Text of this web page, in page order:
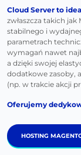
Cloud Server to
zwłaszcza takich
stabilnego i
parametrach
wymagań nawet
a dzięki swojej
dodatkowe zasoby,
(np. w trakcie akcji
Oferujemy
HOSTING